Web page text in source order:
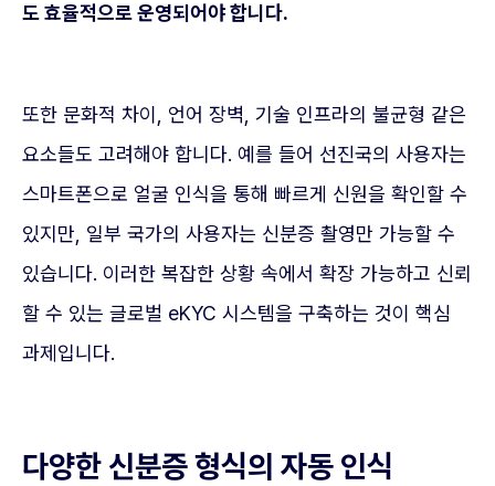
도 효율적으로 운영되어야 합니다.
또한 문화적 차이, 언어 장벽, 기술 인프라의 불균형 같은
요소들도 고려해야 합니다. 예를 들어 선진국의 사용자는
스마트폰으로 얼굴 인식을 통해 빠르게 신원을 확인할 수
있지만, 일부 국가의 사용자는 신분증 촬영만 가능할 수
있습니다. 이러한 복잡한 상황 속에서 확장 가능하고 신뢰
할 수 있는 글로벌 eKYC 시스템을 구축하는 것이 핵심
과제입니다.
다양한 신분증 형식의 자동 인식